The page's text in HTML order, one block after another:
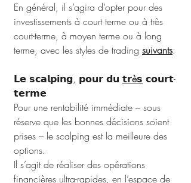
En général, il s’agira d’opter pour des
investissements à court terme ou à très
court-terme, à moyen terme ou à long
terme, avec les styles de trading suivants:
𝗟𝗲 𝘀𝗰𝗮𝗹𝗽𝗶𝗻𝗴, 𝗽𝗼𝘂𝗿 𝗱𝘂 𝘁𝗿è𝘀 𝗰𝗼𝘂𝗿𝘁-
𝘁𝗲𝗿𝗺𝗲
Pour une rentabilité immédiate – sous
réserve que les bonnes décisions soient
prises – le scalping est la meilleure des
options.
Il s’agit de réaliser des opérations
financières ultra-rapides, en l’espace de